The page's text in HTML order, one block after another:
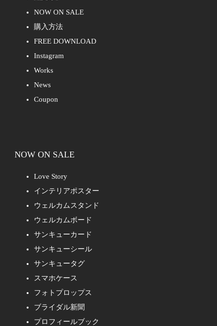
NOW ON SALE
購入方法
FREE DOWNLOAD
Instagram
Works
News
Coupon
NOW ON SALE
Love Story
インテリアポスター
ウェルカムスタンド
ウェルカムボード
サンキューカード
サンキューシール
サンキュータグ
スマホケース
フォトプロップス
ブライダル新聞
プロフィールブック